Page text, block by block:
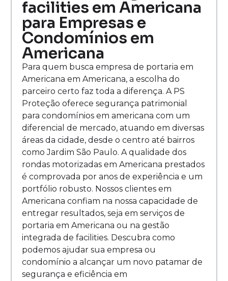
facilities em Americana
para Empresas e
Condomínios em
Americana
Para quem busca empresa de portaria em
Americana em Americana, a escolha do
parceiro certo faz toda a diferença. A PS
Proteção oferece segurança patrimonial
para condomínios em americana com um
diferencial de mercado, atuando em diversas
áreas da cidade, desde o centro até bairros
como Jardim São Paulo. A qualidade dos
rondas motorizadas em Americana prestados
é comprovada por anos de experiência e um
portfólio robusto. Nossos clientes em
Americana confiam na nossa capacidade de
entregar resultados, seja em serviços de
portaria em Americana ou na gestão
integrada de facilities. Descubra como
podemos ajudar sua empresa ou
condomínio a alcançar um novo patamar de
segurança e eficiência em